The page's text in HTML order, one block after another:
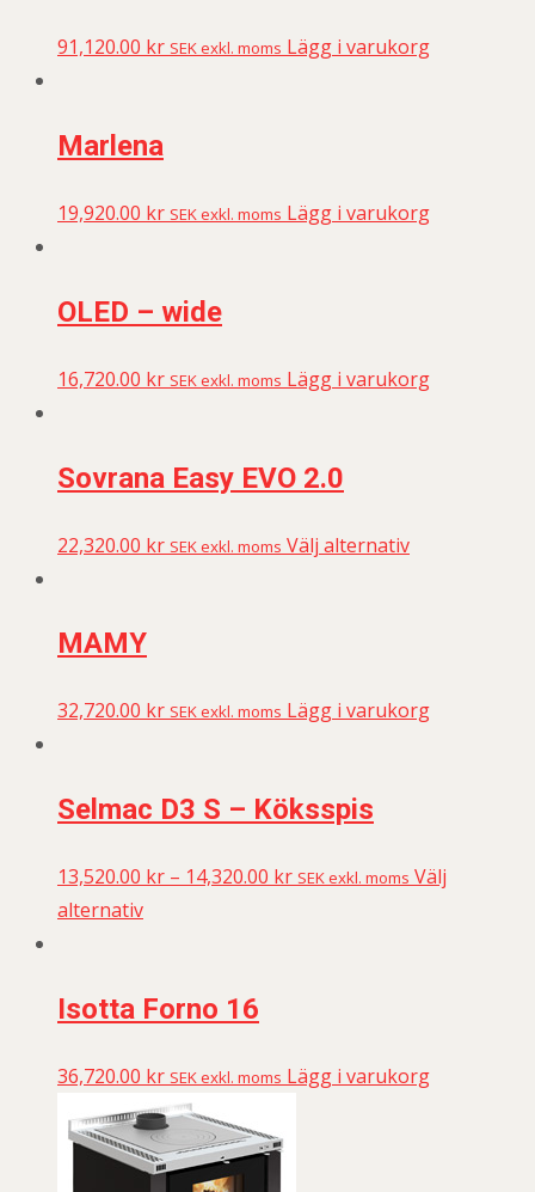
91,120.00 kr SEK exkl. moms Lägg i varukorg
Marlena
19,920.00 kr SEK exkl. moms Lägg i varukorg
OLED – wide
16,720.00 kr SEK exkl. moms Lägg i varukorg
Sovrana Easy EVO 2.0
22,320.00 kr SEK exkl. moms Välj alternativ
MAMY
32,720.00 kr SEK exkl. moms Lägg i varukorg
Selmac D3 S – Köksspis
13,520.00 kr – 14,320.00 kr SEK exkl. moms Välj
alternativ
Isotta Forno 16
36,720.00 kr SEK exkl. moms Lägg i varukorg